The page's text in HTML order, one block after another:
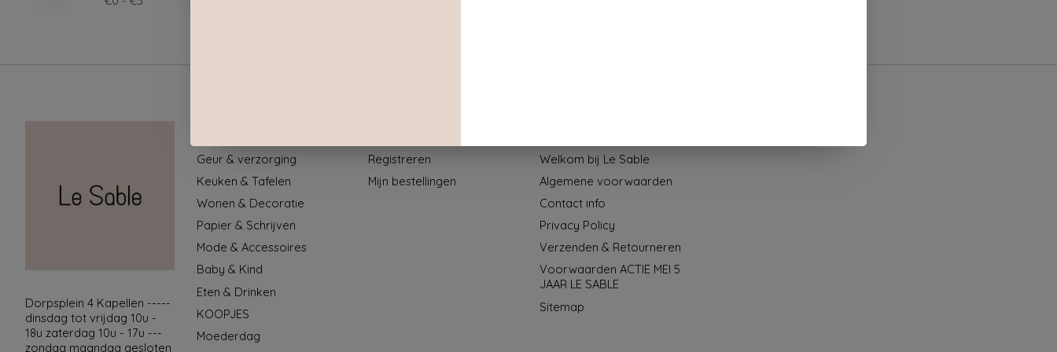
Dorpsplein 4 Kapellen -----
dinsdag tot vrijdag 10u -
18u zaterdag 10u - 17u ---
zondag maandag gesloten
Geur & verzorging
Keuken & Tafelen
Wonen & Decoratie
Papier & Schrijven
Mode & Accessoires
Baby & Kind
Eten & Drinken
KOOPJES
Moederdag
Registreren
Mijn bestellingen
Welkom bij Le Sable
Algemene voorwaarden
Contact info
Privacy Policy
Verzenden & Retourneren
Voorwaarden ACTIE MEI 5
JAAR LE SABLE
Sitemap